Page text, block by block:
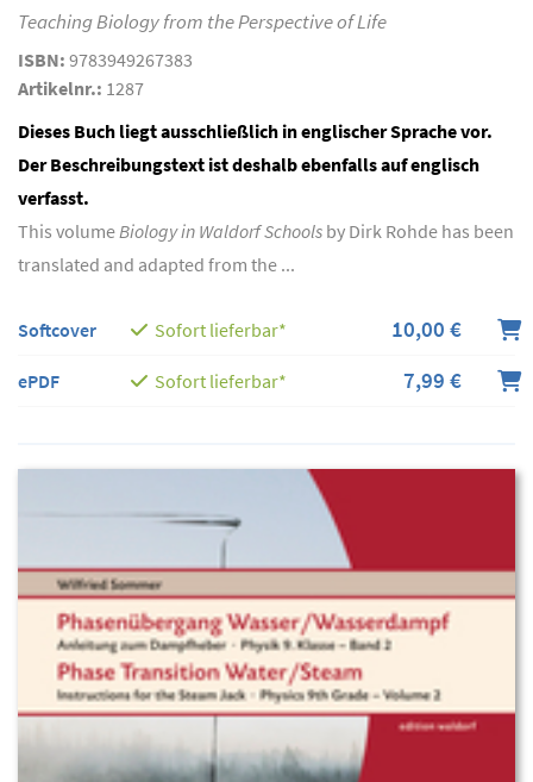
Teaching Biology from the Perspective of Life
ISBN: 9783949267383
Artikelnr.: 1287
Dieses Buch liegt ausschließlich in englischer Sprache vor.
Der Beschreibungstext ist deshalb ebenfalls auf englisch
verfasst.
This volumeBiology in Waldorf Schools by Dirk Rohde has been
translated and adapted from the ...
Softcover Sofort lieferbar* 10,00 €
ePDF Sofort lieferbar* 7,99 €